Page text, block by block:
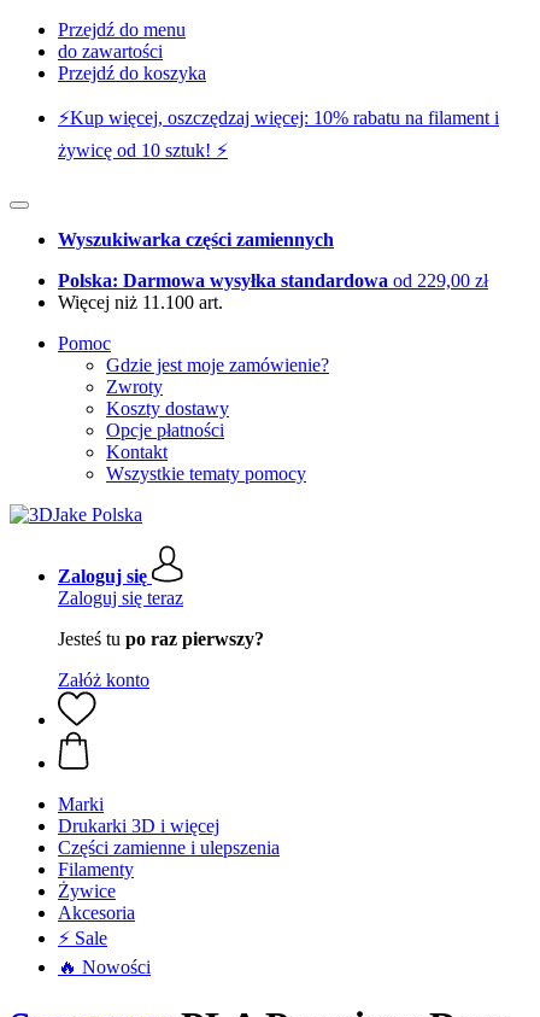
Przejdź do menu
do zawartości
Przejdź do koszyka
⚡️Kup więcej, oszczędzaj więcej: 10% rabatu na filament i
żywicę od 10 sztuk! ⚡️
Wyszukiwarka części zamiennych
Polska: Darmowa wysyłka standardowa od 229,00 zł
Więcej niż 11.100 art.
Pomoc
Gdzie jest moje zamówienie?
Zwroty
Koszty dostawy
Opcje płatności
Kontakt
Wszystkie tematy pomocy
Zaloguj się
Zaloguj się teraz
Jesteś tu po raz pierwszy?
Załóż konto
Marki
Drukarki 3D i więcej
Części zamienne i ulepszenia
Filamenty
Żywice
Akcesoria
⚡ Sale
🔥 Nowości